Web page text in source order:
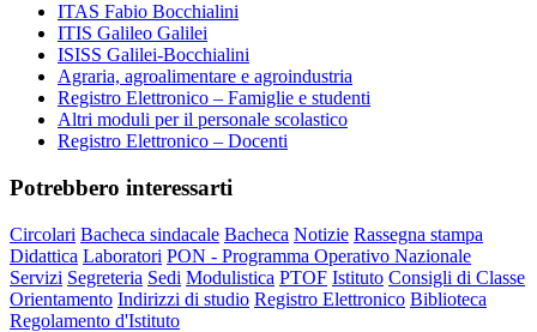
ITAS Fabio Bocchialini
ITIS Galileo Galilei
ISISS Galilei-Bocchialini
Agraria, agroalimentare e agroindustria
Registro Elettronico – Famiglie e studenti
Altri moduli per il personale scolastico
Registro Elettronico – Docenti
Potrebbero interessarti
Circolari Bacheca sindacale Bacheca Notizie Rassegna stampa
Didattica Laboratori PON - Programma Operativo Nazionale
Servizi Segreteria Sedi Modulistica PTOF Istituto Consigli di Classe
Orientamento Indirizzi di studio Registro Elettronico Biblioteca
Regolamento d'Istituto